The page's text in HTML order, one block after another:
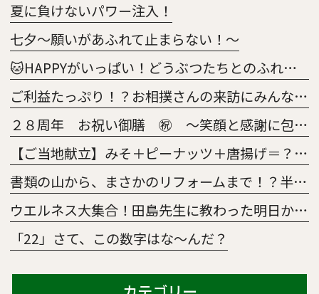
夏に負けないパワー注入！
七夕～願いがあふれて止まらない！～
🐱HAPPYがいっぱい！どうぶつたちとのふれあい大作戦🐶
ご利益たっぷり！？お相撲さんの来訪にみんな大興奮😀
２８周年 お祝い御膳 ㊗ ～笑顔と感謝に包まれた特別な一日～
【ご当地献立】みそ＋ピーナッツ＋唐揚げ＝？正解はあの「意外な県」の絶品メニュー！
書類の山から、まさかのリフォームまで！？半年間の「5S活動survival」
ウエルネス大集合！田島先生に教わった明日から使えるレクの魔法🧹～TAJI.magic～
「22」さて、この数字はな～んだ？